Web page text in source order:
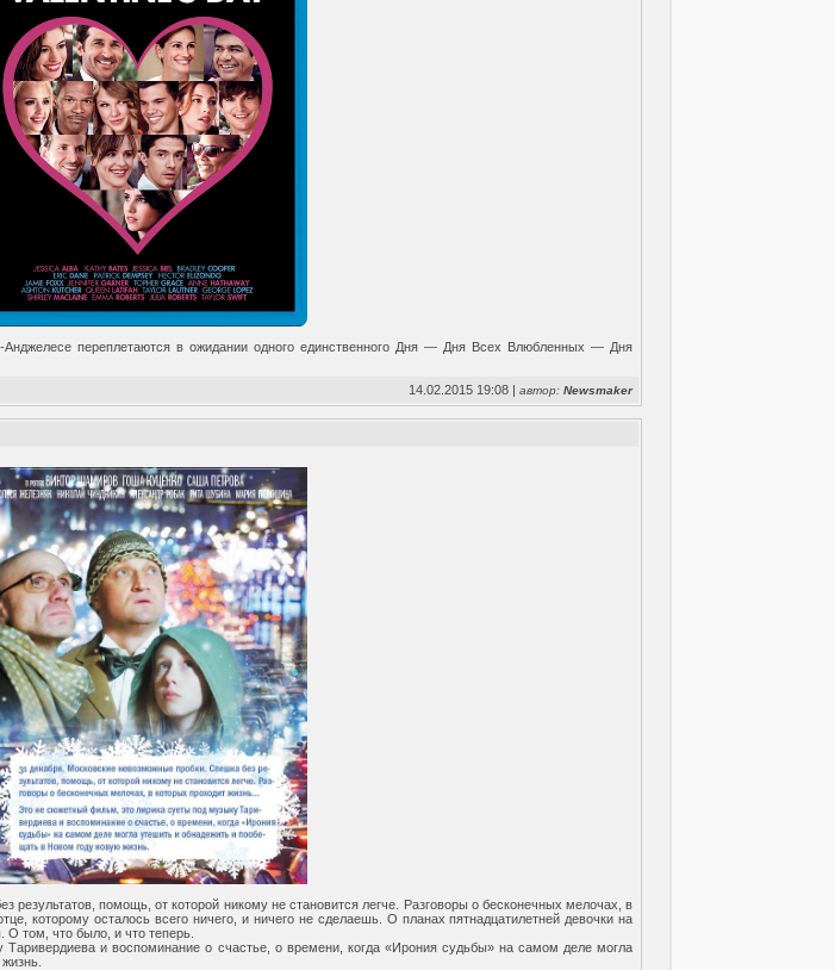
переплетаются в ожидании одного единственного Дня — Дня Всех Влюбленных — Дня
14.02.2015 19:08 |автор:Newsmaker
результатов, помощь, от которой никому не становится легче. Разговоры о бесконечных мелочах, в
которому осталось всего ничего, и ничего не сделаешь. О планах пятнадцатилетней девочки на
том, что было, и что теперь.
и воспоминание о счастье, о времени, когда «Ирония судьбы» на самом деле могла